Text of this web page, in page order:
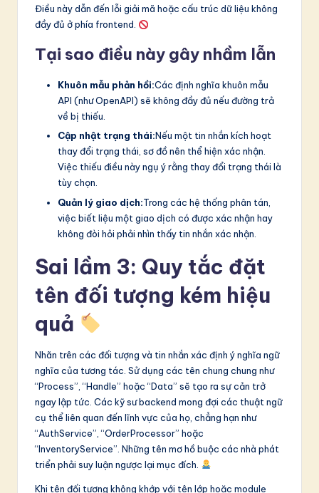
Điều này dẫn đến lỗi giải mã hoặc cấu trúc dữ liệu không
đầy đủ ở phía frontend.
Tại sao điều này gây nhầm lẫn
Khuôn mẫu phản hồi:Các định nghĩa khuôn mẫu
API (như OpenAPI) sẽ không đầy đủ nếu đường trả
về bị thiếu.
Cập nhật trạng thái:Nếu một tin nhắn kích hoạt
thay đổi trạng thái, sơ đồ nên thể hiện xác nhận.
Việc thiếu điều này ngụ ý rằng thay đổi trạng thái là
tùy chọn.
Quản lý giao dịch:Trong các hệ thống phân tán,
việc biết liệu một giao dịch có được xác nhận hay
không đòi hỏi phải nhìn thấy tin nhắn xác nhận.
Sai lầm 3: Quy tắc đặt
tên đối tượng kém hiệu
quả
Nhãn trên các đối tượng và tin nhắn xác định ý nghĩa ngữ
nghĩa của tương tác. Sử dụng các tên chung chung như
“Process”, “Handle” hoặc “Data” sẽ tạo ra sự cản trở
ngay lập tức. Các kỹ sư backend mong đợi các thuật ngữ
cụ thể liên quan đến lĩnh vực của họ, chẳng hạn như
“AuthService”, “OrderProcessor” hoặc
“InventoryService”. Những tên mơ hồ buộc các nhà phát
triển phải suy luận ngược lại mục đích.
Khi tên đối tượng không khớp với tên lớp hoặc module